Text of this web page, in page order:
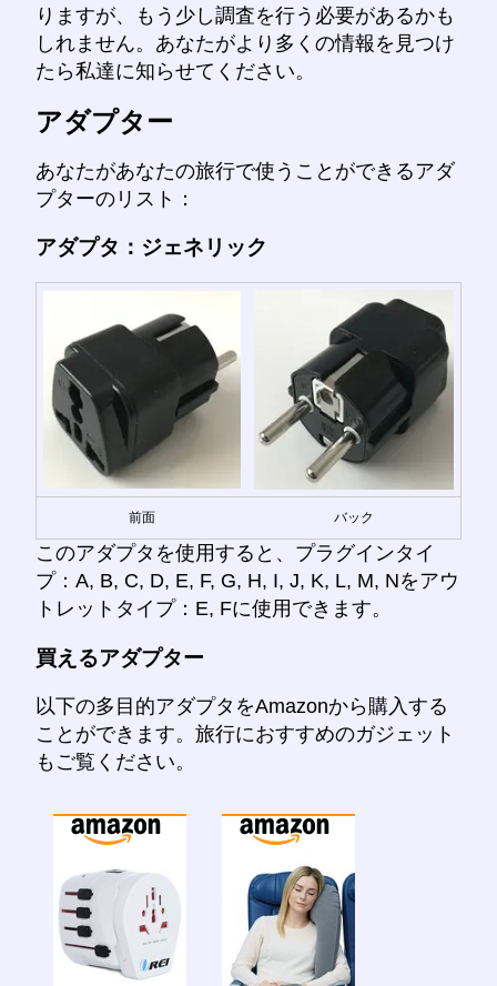
りますが、もう少し調査を行う必要があるかも
しれません。あなたがより多くの情報を見つけ
たら私達に知らせてください。
アダプター
あなたがあなたの旅行で使うことができるアダ
プターのリスト：
アダプタ：ジェネリック
前面 バック
このアダプタを使用すると、プラグインタイ
プ：A, B, C, D, E, F, G, H, I, J, K, L, M, Nをアウ
トレットタイプ：E, Fに使用できます。
買えるアダプター
以下の多目的アダプタをAmazonから購入する
ことができます。旅行におすすめのガジェット
もご覧ください。